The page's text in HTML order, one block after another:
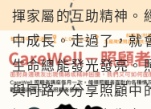
揮家屬的互助精神。
中成長。走過了，就
生命總能發光發亮。
與同路人分享照顧中